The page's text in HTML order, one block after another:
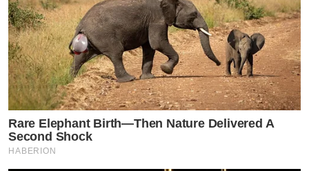
Rare Elephant Birth—Then Nature Delivered A
Second Shock
HABERION